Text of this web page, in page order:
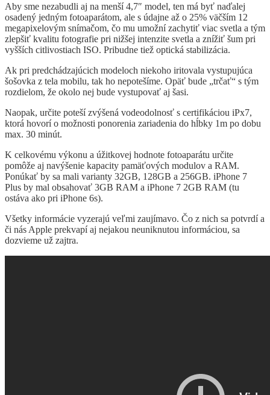
Aby sme nezabudli aj na menší 4,7″ model, ten má byť naďalej
osadený jedným fotoaparátom, ale s údajne až o 25% väčším 12
megapixelovým snímačom, čo mu umožní zachytiť viac svetla a tým
zlepšiť kvalitu fotografie pri nižšej intenzite svetla a znížiť šum pri
vyšších citlivostiach ISO. Pribudne tiež optická stabilizácia.
Ak pri predchádzajúcich modeloch niekoho iritovala vystupujúca
šošovka z tela mobilu, tak ho nepotešíme. Opäť bude „trčať“ s tým
rozdielom, že okolo nej bude vystupovať aj šasi.
Naopak, určite poteší zvýšená vodeodolnosť s certifikáciou iPx7,
ktorá hovorí o možnosti ponorenia zariadenia do hĺbky 1m po dobu
max. 30 minút.
K celkovému výkonu a úžitkovej hodnote fotoaparátu určite
pomôže aj navýšenie kapacity pamäťových modulov a RAM.
Ponúkať by sa mali varianty 32GB, 128GB a 256GB. iPhone 7
Plus by mal obsahovať 3GB RAM a iPhone 7 2GB RAM (tu
ostáva ako pri iPhone 6s).
Všetky informácie vyzerajú veľmi zaujímavo. Čo z nich sa potvrdí a
či nás Apple prekvapí aj nejakou neuniknutou informáciou, sa
dozvieme už zajtra.